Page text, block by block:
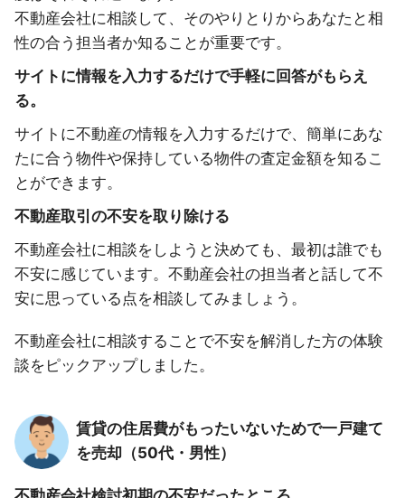
不動産会社に相談して、そのやりとりからあなたと相
性の合う担当者か知ることが重要です。
サイトに情報を入力するだけで手軽に回答がもらえ
る。
サイトに不動産の情報を入力するだけで、簡単にあな
たに合う物件や保持している物件の査定金額を知るこ
とができます。
不動産取引の不安を取り除ける
不動産会社に相談をしようと決めても、最初は誰でも
不安に感じています。不動産会社の担当者と話して不
安に思っている点を相談してみましょう。
不動産会社に相談することで不安を解消した方の体験
談をピックアップしました。
賃貸の住居費がもったいないためで一戸建て
を売却（50代・男性）